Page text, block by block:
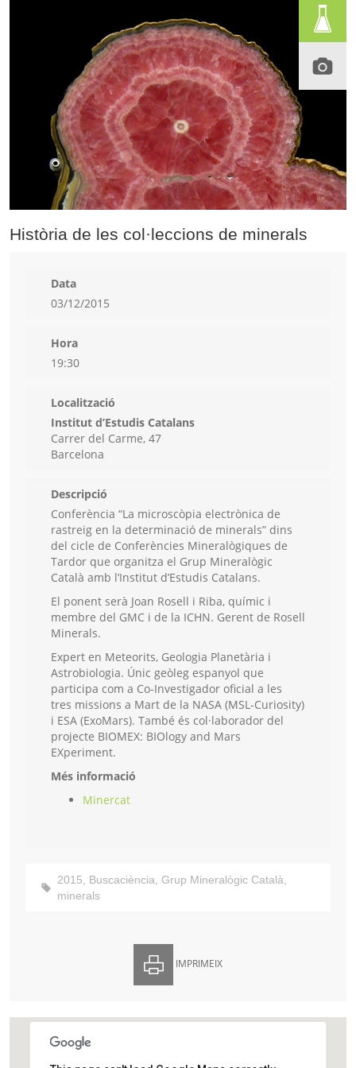
Història de les col·leccions de minerals
Data
03/12/2015
Hora
19:30
Localització
Institut d’Estudis Catalans
Carrer del Carme, 47
Barcelona
Descripció
Conferència “La microscòpia electrònica de
rastreig en la determinació de minerals” dins
del cicle de Conferències Mineralògiques de
Tardor que organitza el Grup Mineralògic
Català amb l’Institut d’Estudis Catalans.
El ponent serà Joan Rosell i Riba, químic i
membre del GMC i de la ICHN. Gerent de Rosell
Minerals.
Expert en Meteorits, Geologia Planetària i
Astrobiologia. Únic geòleg espanyol que
participa com a Co-Investigador oficial a les
tres missions a Mart de la NASA (MSL-Curiosity)
i ESA (ExoMars). També és col·laborador del
projecte BIOMEX: BIOlogy and Mars
EXperiment.
Més informació
Minercat
2015, Buscaciència, Grup Mineralògic Català,
minerals
IMPRIMEIX